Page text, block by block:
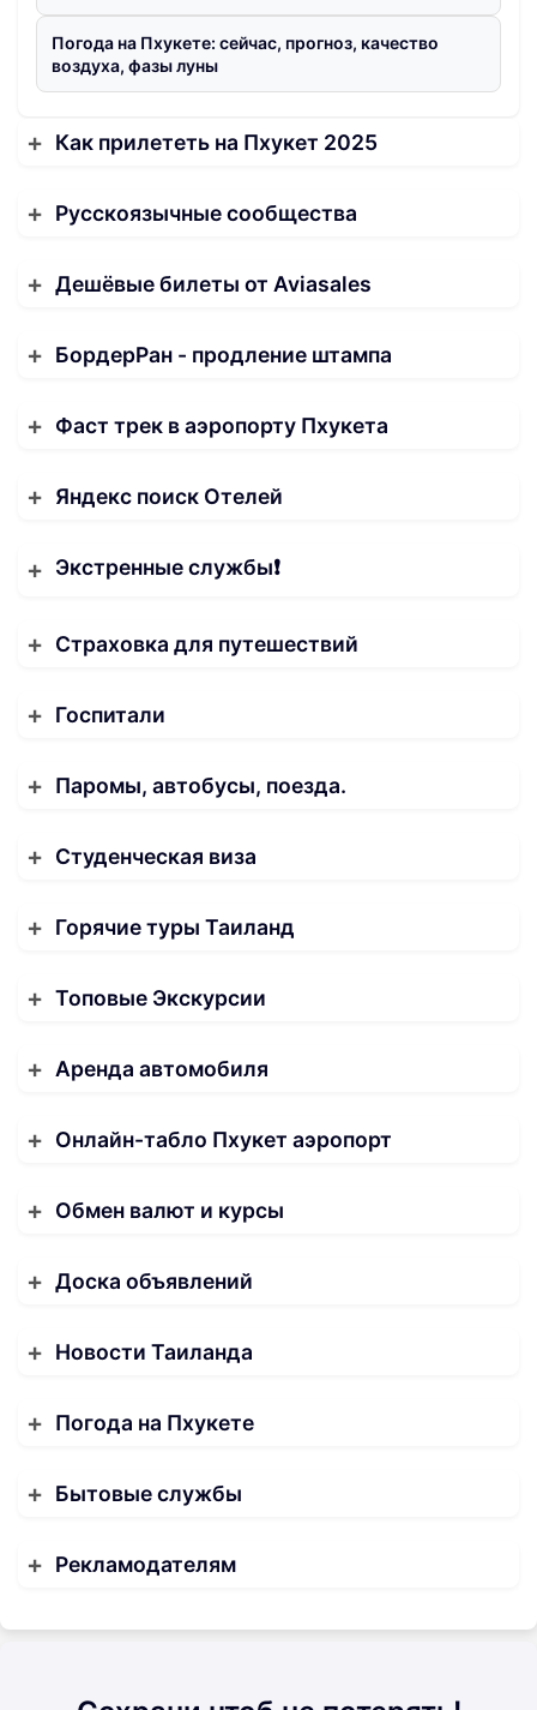
Погода на Пхукете: сейчас, прогноз, качество
воздуха, фазы луны
Как прилететь на Пхукет 2025
Русскоязычные сообщества
Дешёвые билеты от Aviasales
БордерРан - продление штампа
Фаст трек в аэропорту Пхукета
Яндекс поиск Отелей
Экстренные службы❗️
Страховка для путешествий
Госпитали
Паромы, автобусы, поезда.
Студенческая виза
Горячие туры Таиланд
Топовые Экскурсии
Аренда автомобиля
Онлайн-табло Пхукет аэропорт
Обмен валют и курсы
Доска объявлений
Новости Таиланда
Погода на Пхукете
Бытовые службы
Рекламодателям